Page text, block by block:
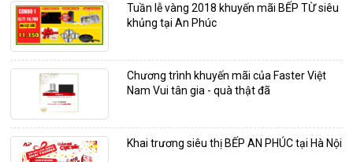
Tuần lễ vàng 2018 khuyến mãi BẾP TỪ siêu
khủng tại An Phúc
Chương trình khuyến mãi của Faster Việt
Nam Vui tân gia - quà thật đã
Khai trương siêu thị BẾP AN PHÚC tại Hà Nội